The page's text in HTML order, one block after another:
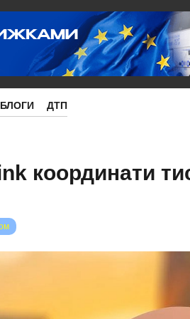
БЛОГИ ДТП
координати